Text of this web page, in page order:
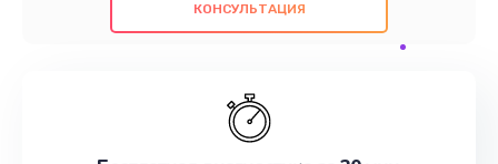
проведенных работ. Наша цель - предоставить
наилучшим образом. Не медлите записаться на
КОНСУЛЬТАЦИЯ